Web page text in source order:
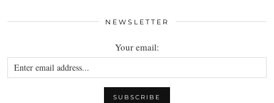
NEWSLETTER
Your email: